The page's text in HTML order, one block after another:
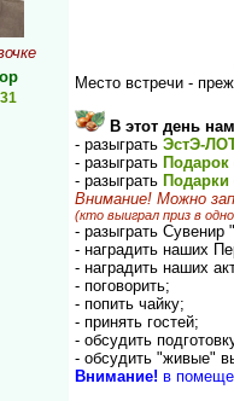
31
Место встречи -
В этот день
- разыграть ЭстЭ-
- разыграть
- разыграть Подарки
Внимание! Можно
(кто выиграл приз в
- разыграть
- наградить наших
- наградить наших
- поговорить;
- попить чайку;
- принять гостей;
- обсудить
- обсудить "живые"
Внимание! в